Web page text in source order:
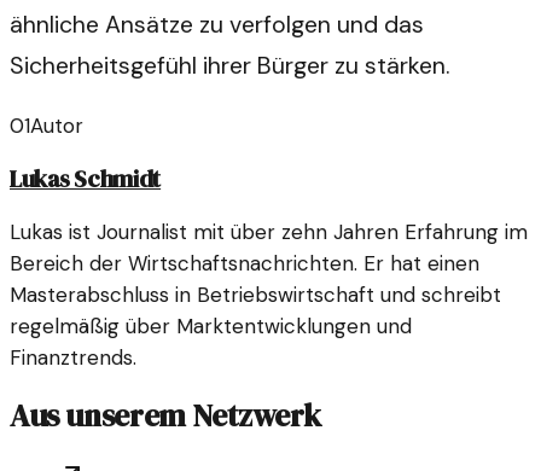
ähnliche Ansätze zu verfolgen und das
Sicherheitsgefühl ihrer Bürger zu stärken.
01Autor
Lukas Schmidt
Lukas ist Journalist mit über zehn Jahren Erfahrung im
Bereich der Wirtschaftsnachrichten. Er hat einen
Masterabschluss in Betriebswirtschaft und schreibt
regelmäßig über Marktentwicklungen und
Finanztrends.
Aus unserem Netzwerk